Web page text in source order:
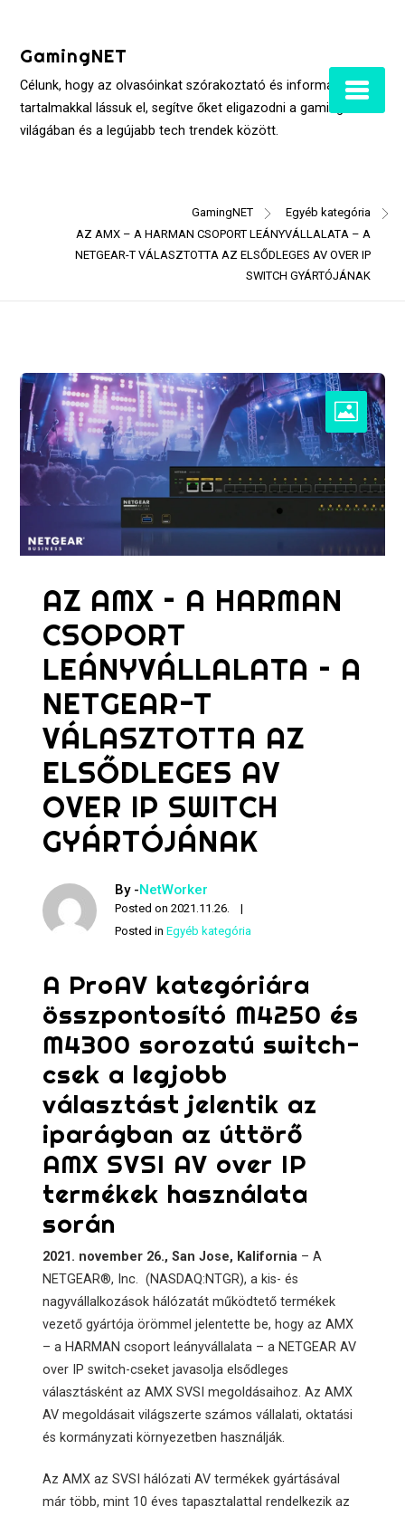
contentGamingNET
Célunk, hogy az olvasóinkat szórakoztató és informatív
tartalmakkal lássuk el, segítve őket eligazodni a gaming
világában és a legújabb tech trendek között.
GamingNET
Egyéb kategória
AZ AMX – A HARMAN CSOPORT LEÁNYVÁLLALATA – A
NETGEAR-T VÁLASZTOTTA AZ ELSŐDLEGES AV OVER IP
SWITCH GYÁRTÓJÁNAK
AZ AMX – A HARMAN
CSOPORT
LEÁNYVÁLLALATA – A
NETGEAR-T
VÁLASZTOTTA AZ
ELSŐDLEGES AV
OVER IP SWITCH
GYÁRTÓJÁNAK
By -NetWorker
Posted on2021.11.26.
Posted inEgyéb kategória
A ProAV kategóriára
összpontosító M4250 és
M4300 sorozatú switch-
csek a legjobb
választást jelentik az
iparágban az úttörő
AMX SVSI AV over IP
termékek használata
során
2021. november 26., San Jose, Kalifornia – A
NETGEAR®, Inc. (NASDAQ:NTGR), a kis- és
nagyvállalkozások hálózatát működtető termékek
vezető gyártója örömmel jelentette be, hogy az AMX
– a HARMAN csoport leányvállalata – a NETGEAR AV
over IP switch-cseket javasolja elsődleges
választásként az AMX SVSI megoldásaihoz. Az AMX
AV megoldásait világszerte számos vállalati, oktatási
és kormányzati környezetben használják.
Az AMX az SVSI hálózati AV termékek gyártásával
már több, mint 10 éves tapasztalattal rendelkezik az